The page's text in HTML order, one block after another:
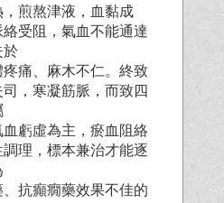
煎熬津液，血黏成
受阻，氣血不能通達
於
痛、麻木不仁。終致
，寒凝筋脈，而致四
虧虛為主，瘀血阻絡
理，標本兼治才能逐
抗癲癇藥效果不佳的